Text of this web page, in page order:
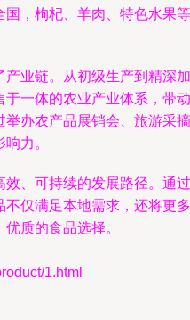
，枸杞、羊肉、特色水果等
业链。从初级生产到精深加
一体的农业产业体系，带动
办农产品展销会、旅游采摘
力。
、可持续的发展路径。通过
仅满足本地需求，还将更多
质的食品选择。
1.html